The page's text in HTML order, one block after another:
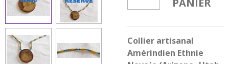
PANIER
Collier artisanal
Amérindien Ethnie